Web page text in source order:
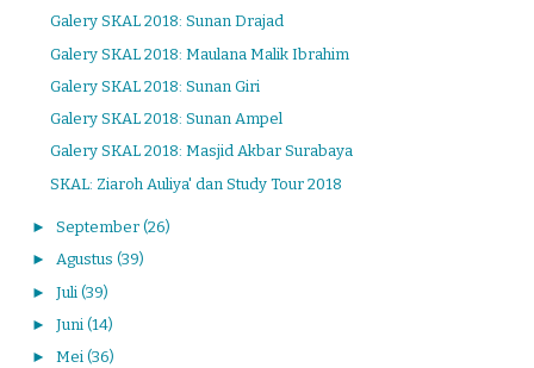
Galery SKAL 2018: Sunan Drajad
Galery SKAL 2018: Maulana Malik Ibrahim
Galery SKAL 2018: Sunan Giri
Galery SKAL 2018: Sunan Ampel
Galery SKAL 2018: Masjid Akbar Surabaya
SKAL: Ziaroh Auliya' dan Study Tour 2018
► September (26)
► Agustus (39)
► Juli (39)
► Juni (14)
► Mei (36)